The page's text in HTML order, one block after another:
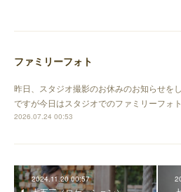
ファミリーフォト
昨日、スタジオ撮影のお休みのお知らせを
ですが今日はスタジオでのファミリーフォ
2026.07.24 00:53
2024.11.20 00:57